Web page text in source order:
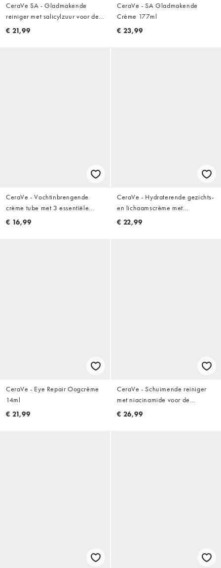
CeraVe SA - Gladmakende
reiniger met salicylzuur voor de
droge, ruwe en hobbelige huid:
€ 21,99
CeraVe - SA Gladmakende
Crème 177ml
€ 23,99
CeraVe - Vochtinbrengende
crème tube met 3 essentiële
ceramiden en hyaluronzuren
€ 16,99
CeraVe - Hydraterende gezichts-
en lichaamscrème met
hyaluronzuur voor de droge tot
€ 22,99
CeraVe - Eye Repair Oogcrème
14ml
€ 21,99
CeraVe - Schuimende reiniger
met niacinamide voor de
normale tot vette huid: 473 ml
€ 26,99